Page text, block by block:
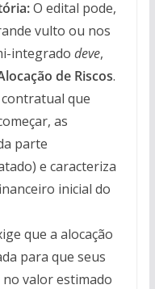
O edital pode,
vulto ou nos
integrado deve,
de Riscos.
que
as
parte
e caracteriza
inicial do
que a alocação
para que seus
valor estimado